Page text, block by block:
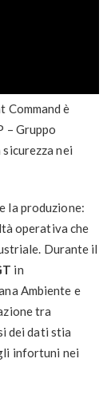
Command è
– Gruppo
nei
la produzione:
operativa che
Durante il
in
Ambiente e
tra
dei dati stia
infortuni nei